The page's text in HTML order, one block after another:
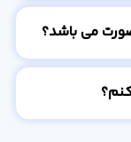
می باشد؟